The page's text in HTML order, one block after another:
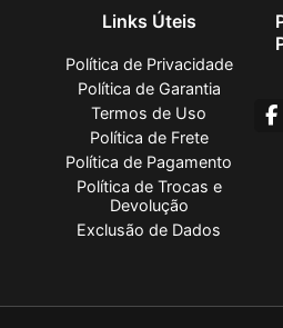
Links Úteis
Política de Privacidade
Política de Garantia
Termos de Uso
Política de Frete
Política de Pagamento
Política de Trocas e
Devolução
Exclusão de Dados